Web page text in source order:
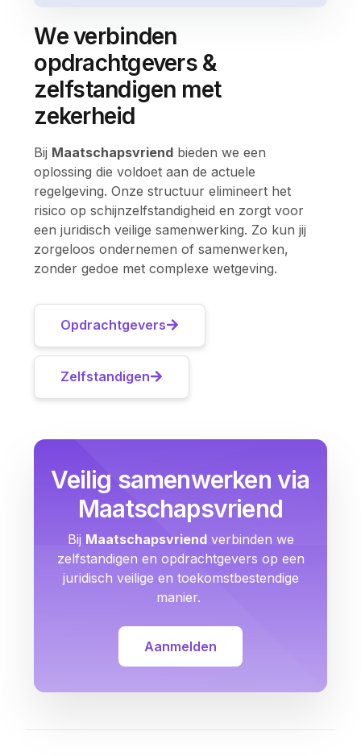
We verbinden
opdrachtgevers &
zelfstandigen met
zekerheid
Bij Maatschapsvriend bieden we een
oplossing die voldoet aan de actuele
regelgeving. Onze structuur elimineert het
risico op schijnzelfstandigheid en zorgt voor
een juridisch veilige samenwerking. Zo kun jij
zorgeloos ondernemen of samenwerken,
zonder gedoe met complexe wetgeving.
Opdrachtgevers
Zelfstandigen
Veilig samenwerken via
Maatschapsvriend
Bij Maatschapsvriendverbinden we
zelfstandigen en opdrachtgevers op een
juridisch veilige en toekomstbestendige
manier.
Aanmelden